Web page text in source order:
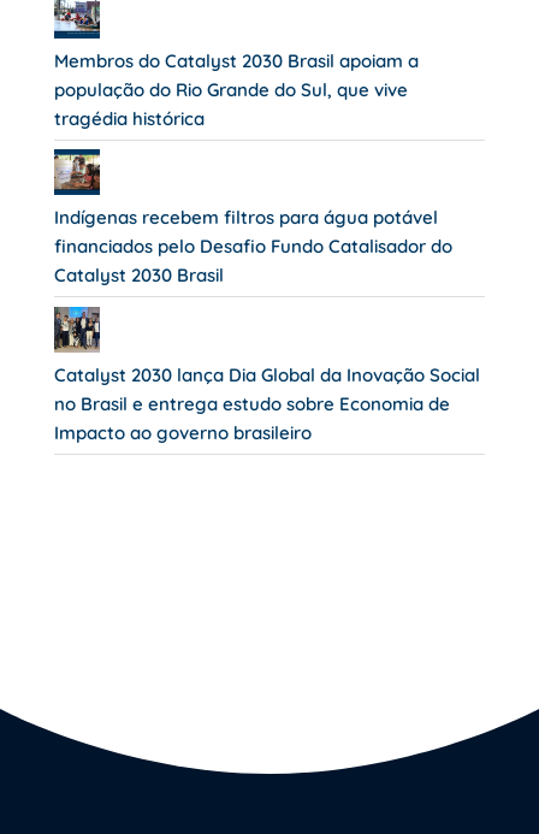
Membros do Catalyst 2030 Brasil apoiam a
população do Rio Grande do Sul, que vive
tragédia histórica
Indígenas recebem filtros para água potável
financiados pelo Desafio Fundo Catalisador do
Catalyst 2030 Brasil
Catalyst 2030 lança Dia Global da Inovação Social
no Brasil e entrega estudo sobre Economia de
Impacto ao governo brasileiro